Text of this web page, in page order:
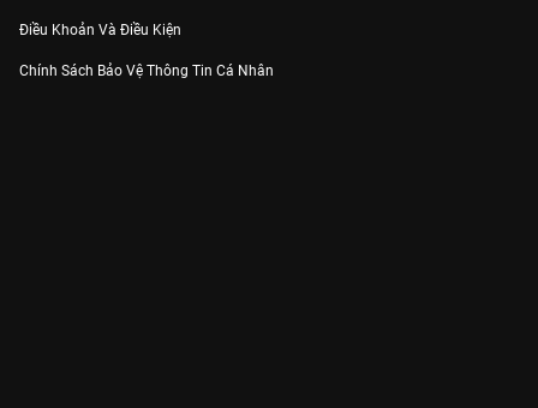
Điều Khoản Và Điều Kiện
Chính Sách Bảo Vệ Thông Tin Cá Nhân